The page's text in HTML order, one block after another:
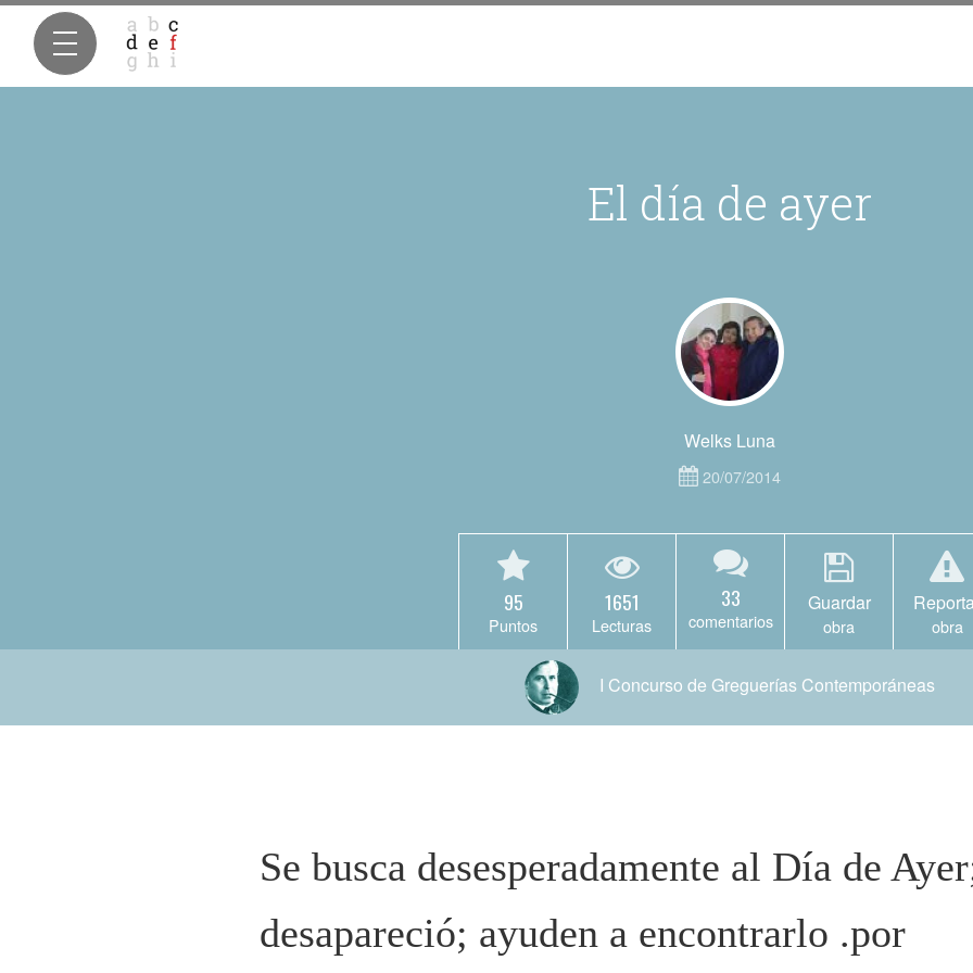
El día de ayer
Welks Luna
20/07/2014
95
Puntos
1651
Lecturas
33
comentarios
Guardar
obra obra
I Concurso de Greguerías Contemporáneas
Se busca desesperadamente al Día de
desapareció; ayuden a encontrarlo .por